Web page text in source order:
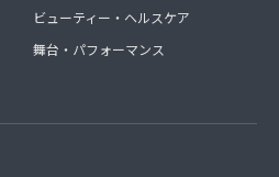
ビューティー・ヘルスケア
舞台・パフォーマンス